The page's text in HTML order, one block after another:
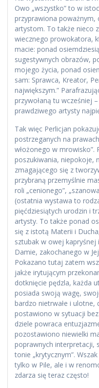
Owo „wszystko” to w
przyprawiona poważnym,
artystom. To także nieco
wiecznego prowokatora,
macie: ponad
sugestywnych obrazów,
mojego życia, ponad
sam: Sprawca, Kreator,
największym.”
przywołaną tu wcześniej
prawdziwego artysty
Tak więc Perlicjan
postrzeganych na
włożonego w mrowisko”.
poszukiwania, niepokoje,
zmagającego się z
przybraną przemyślnie
roli „cenionego”,
(ostatnia wystawa to
pięćdziesiątych urodzin i
artysty. To także ponad
się z istotą Materii i
sztubak w owej
Damie, zakochanego w
Pokazano tutaj zatem
jakże irytującym
dotknięcie pędzla, każda
posiada swoją wagę,
bardzo nietrwałe i ulotne,
postawiono w sytuacji
dziele powraca
pozostawiono niewielki
poprawnych interpretacji,
tonie „krytycznym”.
tylko w Pile, ale i w
zdarza się teraz często!